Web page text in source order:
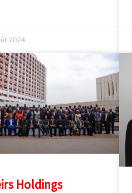
2024
Holdings